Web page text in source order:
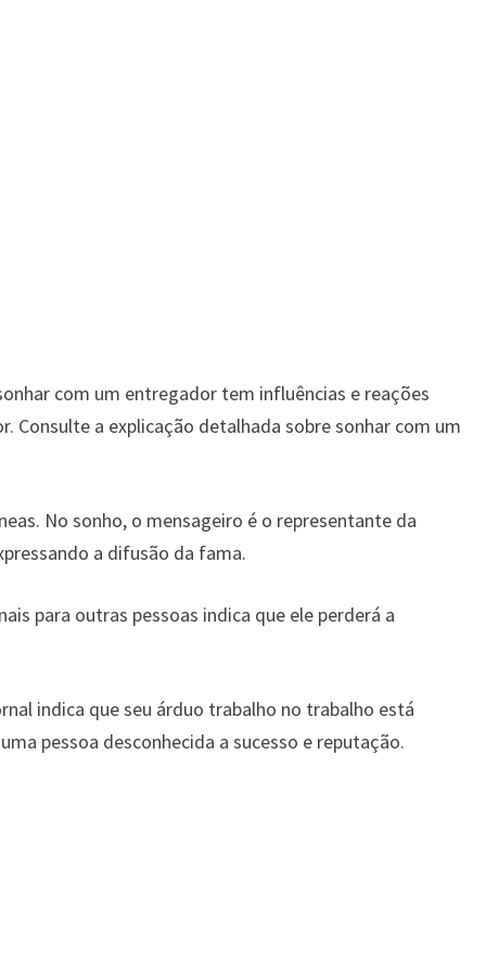
com um entregador tem influências e reações
Consulte a explicação detalhada sobre sonhar com um
No sonho, o mensageiro é o representante da
a difusão da fama.
para outras pessoas indica que ele perderá a
indica que seu árduo trabalho no trabalho está
pessoa desconhecida a sucesso e reputação.